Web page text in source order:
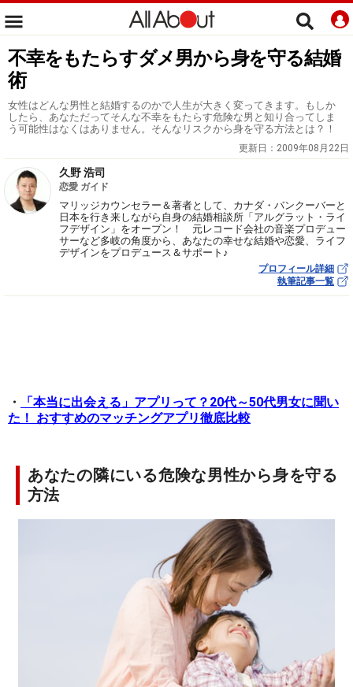
不幸をもたらすダメ男から身を守る結婚
術
女性はどんな男性と結婚するのかで人生が大きく変ってきます。もしか
したら、あなただってそんな不幸をもたらす危険な男と知り合ってしま
う可能性はなくはありません。そんなリスクから身を守る方法とは？！
更新日： 2009年08月22日
久野 浩司
恋愛 ガイド
マリッジカウンセラー＆著者として、カナダ・バンクーバーと
日本を行き来しながら自身の結婚相談所「アルグラット・ライ
フデザイン」をオープン！ 元レコード会社の音楽プロデュー
サーなど多岐の角度から、あなたの幸せな結婚や恋愛、ライフ
デザインをプロデュース＆サポート♪
プロフィール詳細
執筆記事一覧
・
「本当に出会える」アプリって？20代～50代男女に聞い
た！ おすすめのマッチングアプリ徹底比較
あなたの隣にいる危険な男性から身を守る
方法